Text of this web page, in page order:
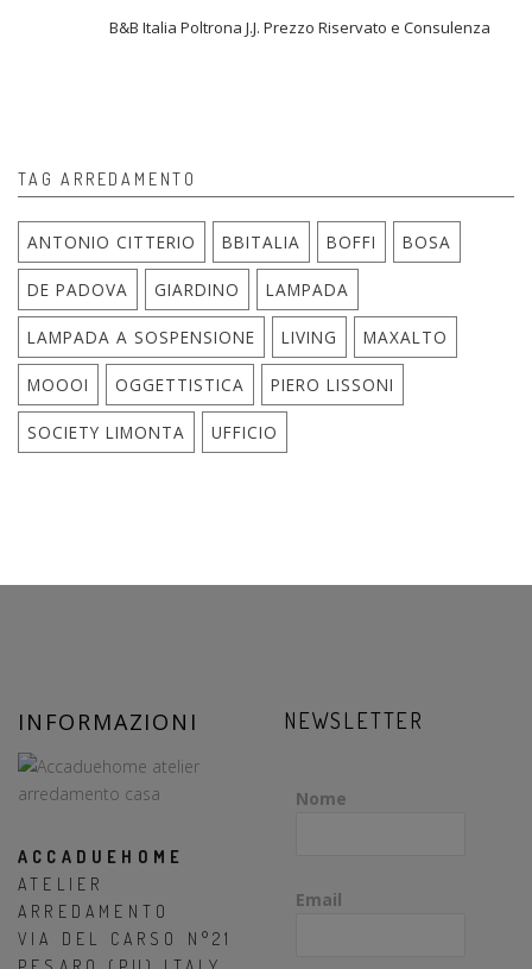
B&B Italia Poltrona J.J. Prezzo Riservato e Consulenza
TAG ARREDAMENTO
ANTONIO CITTERIO BBITALIA BOFFI BOSA
DE PADOVA GIARDINO LAMPADA
LAMPADA A SOSPENSIONE LIVING MAXALTO
MOOOI OGGETTISTICA PIERO LISSONI
SOCIETY LIMONTA UFFICIO
INFORMAZIONI
ACCADUEHOME
ATELIER
ARREDAMENTO
VIA DEL CARSO N°21
NEWSLETTER
Nome
Email